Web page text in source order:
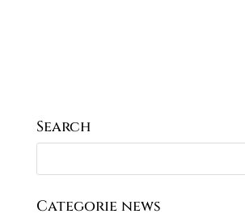
Search
Categorie news